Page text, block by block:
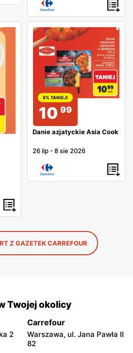
8% TANIEJ!
10 99
Danie azjatyckie Asia Cook
26 lip -8 sie 2026
Z GAZETEK CARREFOUR
Twojej okolicy
2
Carrefour
Warszawa, ul. Jana Pawła II
82